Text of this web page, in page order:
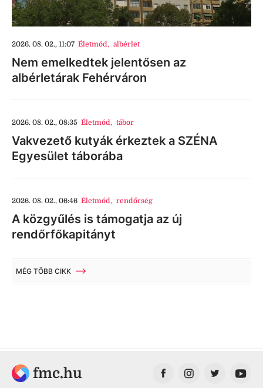
2026. 08. 02., 11:07 Életmód, albérlet
Nem emelkedtek jelentősen az
albérletárak Fehérváron
2026. 08. 02., 08:35 Életmód, tábor
Vakvezető kutyák érkeztek a SZÉNA
Egyesület táborába
2026. 08. 02., 06:46 Életmód, rendőrség
A közgyűlés is támogatja az új
rendőrfőkapitányt
MÉG TÖBB CIKK
fmc.hu